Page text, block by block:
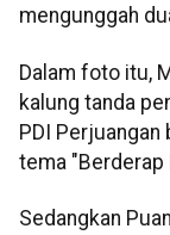
mengunggah
Dalam foto itu,
kalung tanda
PDI Perjuangan
tema "Berderap
Sedangkan